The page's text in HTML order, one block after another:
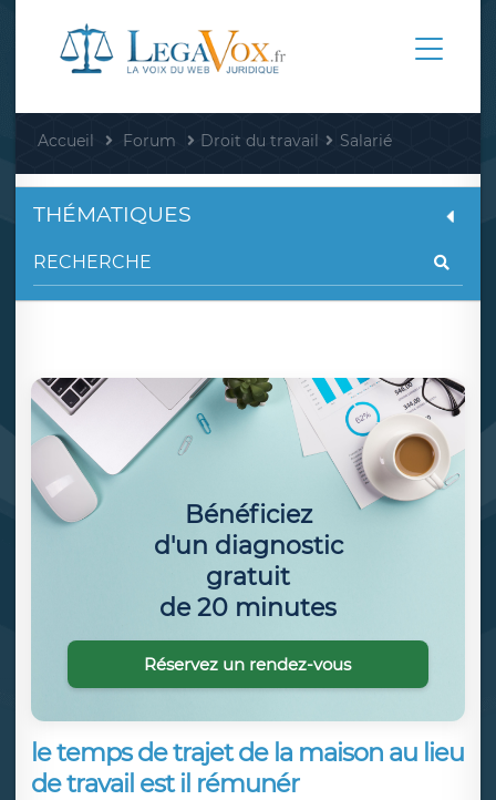
Accueil Forum Droit du travail Salarié
le temps de trajet de la maison au lieu
de travail est il rémunér
THÉMATIQUES
Bénéficiez
d'un diagnostic
gratuit
de 20 minutes
Réservez un rendez-vous